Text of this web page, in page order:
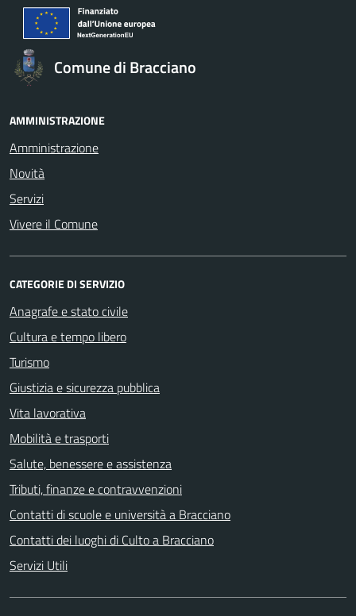
Comune di Bracciano
AMMINISTRAZIONE
Amministrazione
Novità
Servizi
Vivere il Comune
CATEGORIE DI SERVIZIO
Anagrafe e stato civile
Cultura e tempo libero
Turismo
Giustizia e sicurezza pubblica
Vita lavorativa
Mobilità e trasporti
Salute, benessere e assistenza
Tributi, finanze e contravvenzioni
Contatti di scuole e università a Bracciano
Contatti dei luoghi di Culto a Bracciano
Servizi Utili